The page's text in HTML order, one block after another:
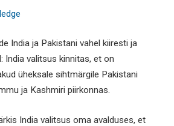
India ja Pakistani vahel kiiresti ja
India valitsus kinnitas, et on
üheksale sihtmärgile Pakistani
ja Kashmiri piirkonnas.
India valitsus oma avalduses, et